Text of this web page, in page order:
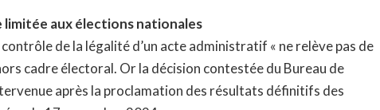
limitée aux élections nationales
de la légalité d’un acte administratif « ne relève pas de
cadre électoral. Or la décision contestée du Bureau de
après la proclamation des résultats définitifs des